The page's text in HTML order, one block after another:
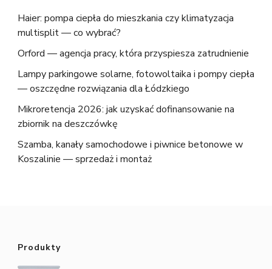
Haier: pompa ciepła do mieszkania czy klimatyzacja
multisplit — co wybrać?
Orford — agencja pracy, która przyspiesza zatrudnienie
Lampy parkingowe solarne, fotowoltaika i pompy ciepła
— oszczędne rozwiązania dla Łódzkiego
Mikroretencja 2026: jak uzyskać dofinansowanie na
zbiornik na deszczówkę
Szamba, kanały samochodowe i piwnice betonowe w
Koszalinie — sprzedaż i montaż
Produkty